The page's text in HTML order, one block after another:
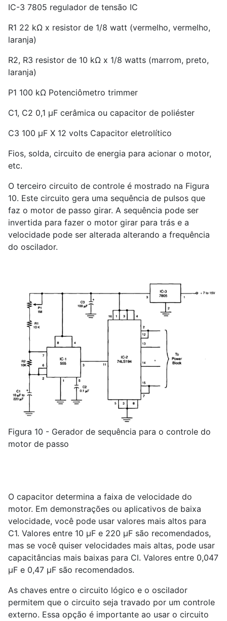
IC-3 7805 regulador de tensão IC
R1 22 kΩ x resistor de 1/8 watt (vermelho, vermelho,
laranja)
R2, R3 resistor de 10 kΩ x 1/8 watts (marrom, preto,
laranja)
P1 100 kΩ Potenciômetro trimmer
C1, C2 0,1 µF cerâmica ou capacitor de poliéster
C3 100 µF X 12 volts Capacitor eletrolítico
Fios, solda, circuito de energia para acionar o motor,
etc.
O terceiro circuito de controle é mostrado na Figura
10. Este circuito gera uma sequência de pulsos que
faz o motor de passo girar. A sequência pode ser
invertida para fazer o motor girar para trás e a
velocidade pode ser alterada alterando a frequência
do oscilador.
Figura 10 - Gerador de sequência para o controle do
motor de passo
O capacitor determina a faixa de velocidade do
motor. Em demonstrações ou aplicativos de baixa
velocidade, você pode usar valores mais altos para
C1. Valores entre 10 µF e 220 µF são recomendados,
mas se você quiser velocidades mais altas, pode usar
capacitâncias mais baixas para Cl. Valores entre 0,047
µF e 0,47 µF são recomendados.
As chaves entre o circuito lógico e o oscilador
permitem que o circuito seja travado por um controle
externo. Essa opção é importante ao usar o circuito